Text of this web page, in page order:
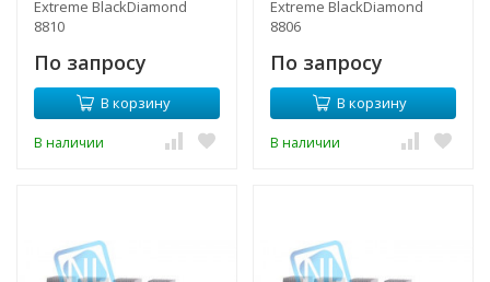
Extreme BlackDiamond
8810
По запросу
В корзину
В наличии
Extreme BlackDiamond
8806
По запросу
В корзину
В наличии